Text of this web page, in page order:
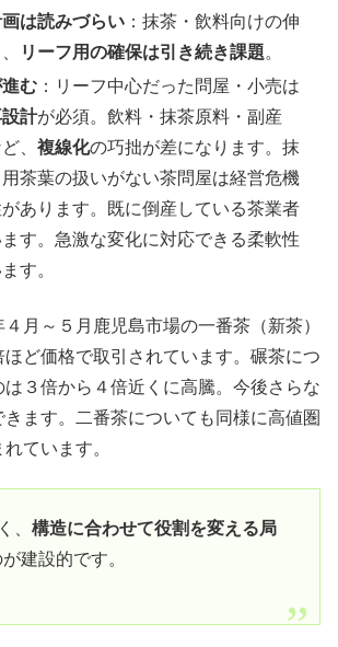
は読みづらい ：抹茶・飲料向けの伸
リーフ用の確保は引き続き課題。
む ：リーフ中心だった問屋・小売は
計が必須。飲料・抹茶原料・副産
、複線化の巧拙が差になります。抹
茶葉の扱いがない茶問屋は経営危機
あります。既に倒産している茶業者
す。急激な変化に対応できる柔軟性
す。
月～５月鹿児島市場の一番茶（新茶）
ど価格で取引されています。碾茶につ
３倍から４倍近くに高騰。今後さらな
ます。二番茶についても同様に高値圏
ています。
、 構造に合わせて役割を変える局
建設的です。